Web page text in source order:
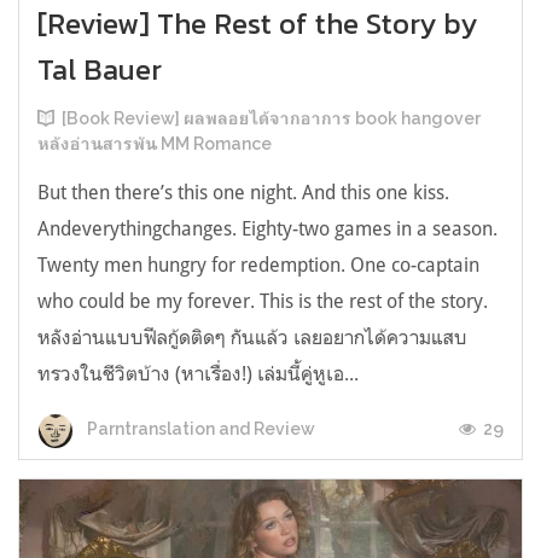
[Review] The Rest of the Story by
Tal Bauer
[Book Review] ผลพลอยได้จากอาการ book hangover
หลังอ่านสารพัน MM Romance
But then there’s this one night. And this one kiss.
Andeverythingchanges. Eighty-two games in a season.
Twenty men hungry for redemption. One co-captain
who could be my forever. This is the rest of the story.
หลังอ่านแบบฟีลกู้ดติดๆ กันแล้ว เลยอยากได้ความแสบ
ทรวงในชีวิตบ้าง (หาเรื่อง!) เล่มนี้คู่หูเอ...
Parntranslation and Review 29